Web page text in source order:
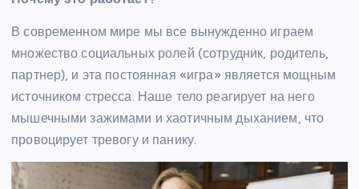
В современном мире мы все вынужденно играем
множество социальных ролей (сотрудник, родитель,
партнер), и эта постоянная «игра» является мощным
источником стресса. Наше тело реагирует на него
мышечными зажимами и хаотичным дыханием, что
провоцирует тревогу и панику.